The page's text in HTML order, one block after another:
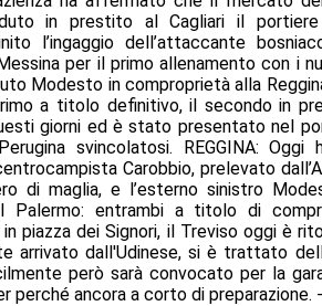
in prestito al Cagliari il portiere
l’ingaggio dell’attaccante
per il primo allenamento con i
Modesto in comproprietà alla
a titolo definitivo, il secondo in
giorni ed è stato presentato nel
svincolatosi. REGGINA:
Carobbio, prelevato
di maglia, e l’esterno sinistro
Palermo: entrambi a titolo di
piazza dei Signori, il Treviso oggi è
arrivato dall'Udinese, si è trattato
però sarà convocato per la
perché ancora a corto di